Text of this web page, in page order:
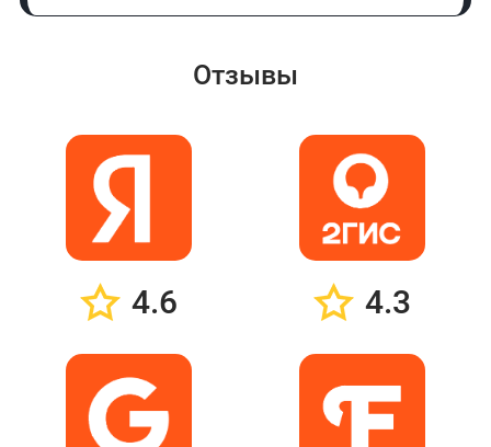
Отзывы
4.6 4.3